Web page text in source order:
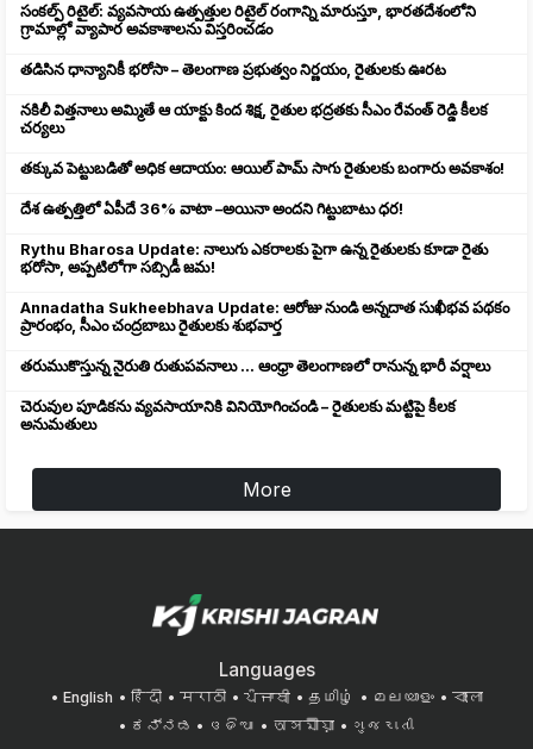
సంకల్ప్ రిటైల్: వ్యవసాయ ఉత్పత్తుల రిటైల్ రంగాన్ని మారుస్తూ, భారతదేశంలోని
గ్రామాల్లో వ్యాపార అవకాశాలను విస్తరించడం
తడిసిన ధాన్యానికీ భరోసా – తెలంగాణ ప్రభుత్వం నిర్ణయం, రైతులకు ఊరట
నకిలీ విత్తనాలు అమ్మితే ఆ యాక్టు కింద శిక్ష, రైతుల భద్రతకు సీఎం రేవంత్ రెడ్డి కీలక
చర్యలు
తక్కువ పెట్టుబడితో అధిక ఆదాయం: ఆయిల్ పామ్ సాగు రైతులకు బంగారు అవకాశం!
దేశ ఉత్పత్తిలో ఏపీదే 36% వాటా –అయినా అందని గిట్టుబాటు ధర!
Rythu Bharosa Update: నాలుగు ఎకరాలకు పైగా ఉన్న రైతులకు కూడా రైతు
భరోసా, అప్పటిలోగా సబ్సిడీ జమ!
Annadatha Sukheebhava Update: ఆరోజు నుండి అన్నదాత సుఖీభవ పథకం
ప్రారంభం, సీఎం చంద్రబాబు రైతులకు శుభవార్త
తరుముకొస్తున్న నైరుతి రుతుపవనాలు ... ఆంధ్రా తెలంగాణలో రానున్న భారీ వర్షాలు
చెరువుల పూడికను వ్యవసాయానికి వినియోగించండి – రైతులకు మట్టిపై కీలక
అనుమతులు
More
Languages
English हिंदी मराठी ਪੰਜਾਬੀ தமிழ் മലയാളം
বাংলা
ಕನ್ನಡ
ଓଡିଆ অসমীয়া ગુજરાતી